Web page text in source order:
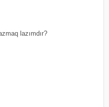
lazımdır?